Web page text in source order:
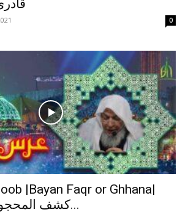
قادری
0
|Bayan Faqr or Ghhana|
کشف المحجوب فقر اور غنا...